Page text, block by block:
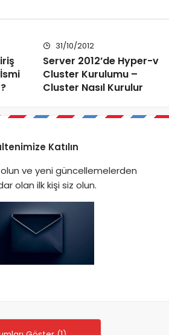
31/10/2012
Server 2012’de Hyper-v
Cluster Kurulumu –
Cluster Nasıl Kurulur
Katılın
olun ve yeni güncellemelerden
olan ilk kişi siz olun.